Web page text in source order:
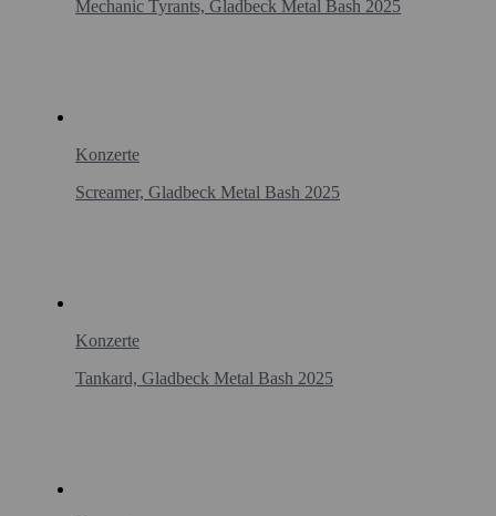
Mechanic Tyrants, Gladbeck Metal Bash 2025
Konzerte
Screamer, Gladbeck Metal Bash 2025
Konzerte
Tankard, Gladbeck Metal Bash 2025